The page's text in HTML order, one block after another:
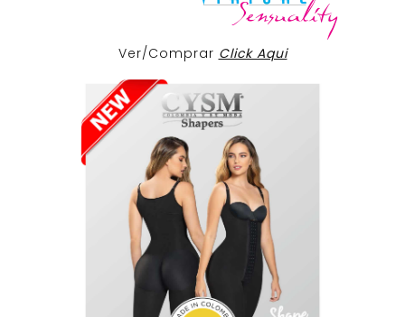
Ver/Comprar Click Aqui